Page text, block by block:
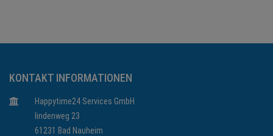
KONTAKT INFORMATIONEN
Happytime24 Services GmbH
lindenweg 23
61231 Bad Nauheim